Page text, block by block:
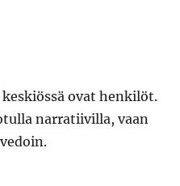
ovat henkilöt.
narratiivilla, vaan